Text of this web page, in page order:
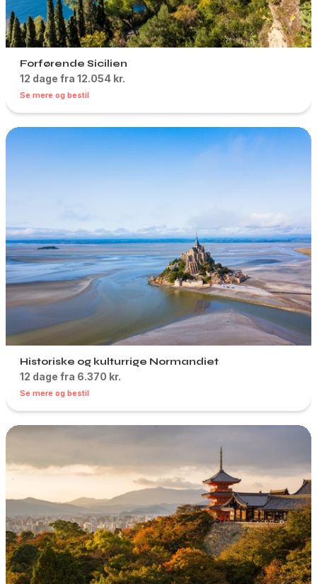
Forførende Sicilien
12 dage fra 12.054 kr.
Se mere og bestil
Historiske og kulturrige Normandiet
12 dage fra 6.370 kr.
Se mere og bestil